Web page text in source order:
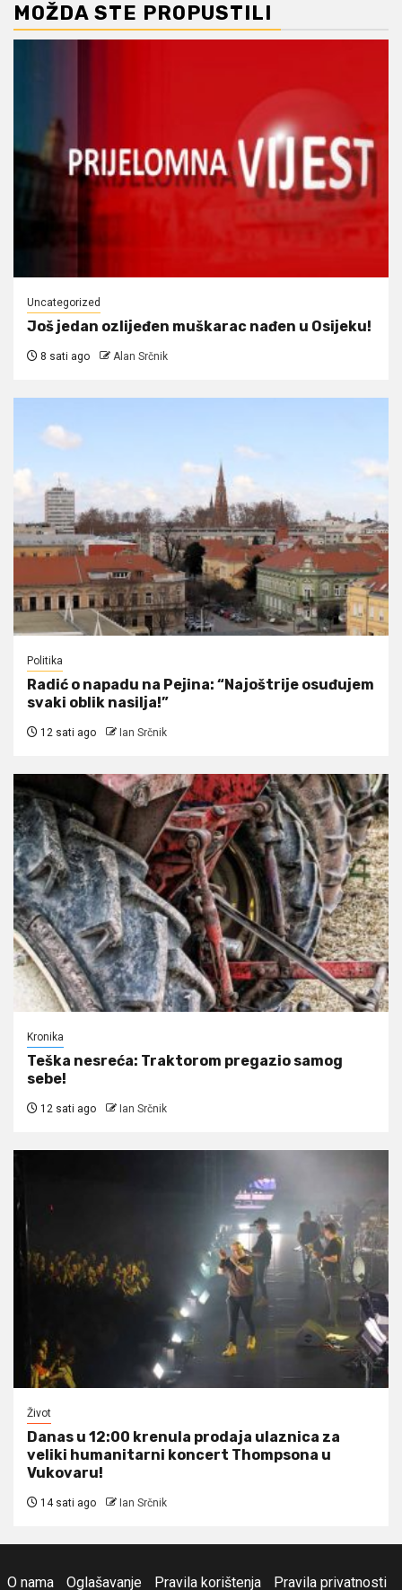
MOŽDA STE PROPUSTILI
Uncategorized
Još jedan ozlijeđen muškarac nađen u Osijeku!
8 sati ago Alan Srčnik
Politika
Radić o napadu na Pejina: “Najoštrije osuđujem
svaki oblik nasilja!”
12 sati ago Ian Srčnik
Kronika
Teška nesreća: Traktorom pregazio samog
sebe!
12 sati ago Ian Srčnik
Život
Danas u 12:00 krenula prodaja ulaznica za
veliki humanitarni koncert Thompsona u
Vukovaru!
14 sati ago Ian Srčnik
O nama Oglašavanje Pravila korištenja Pravila privatnosti